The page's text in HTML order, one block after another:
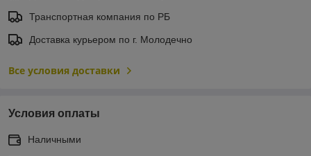
Транспортная компания по РБ
Доставка курьером по г. Молодечно
Все условия доставки
Условия оплаты
Наличными